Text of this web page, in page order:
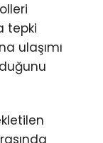
tepki
ulaşımı